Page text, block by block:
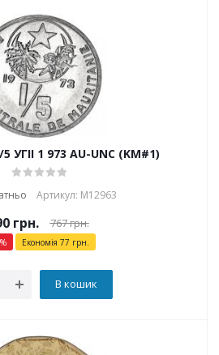
УГІІ 1 973 AU-UNC (KM#1)
Артикул: М12963
грн. 767грн.
% Економія 77 грн.
В кошик